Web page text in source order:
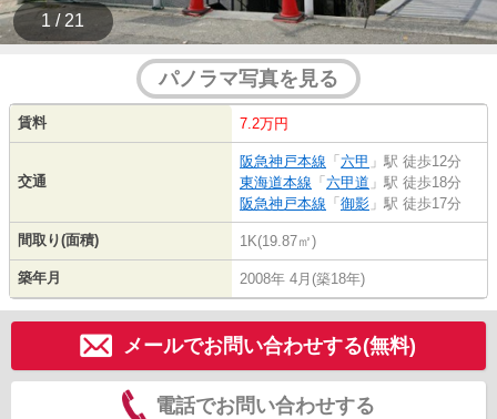
1 / 21
パノラマ写真を見る
賃料 7.2万円
交通
阪急神戸本線 「 六甲 」駅 徒歩12分
東海道本線 「 六甲道 」駅 徒歩18分
阪急神戸本線 「 御影 」駅 徒歩17分
間取り(面積) 1K(19.87㎡)
築年月 2008年 4月(築18年)
メールでお問い合わせする(無料)
電話でお問い合わせする